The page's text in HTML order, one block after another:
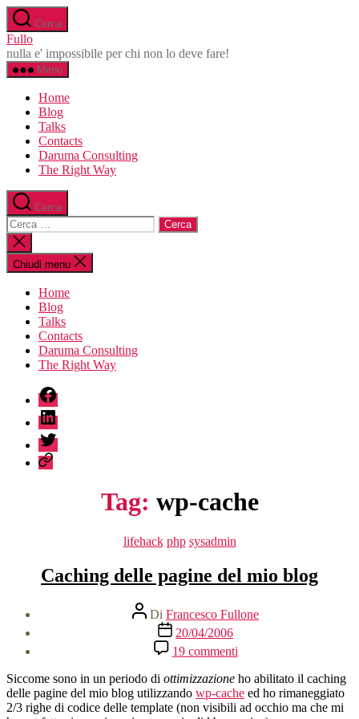
Salta
al
contenuto
Cerca
Fullo
nulla e' impossibile per chi non lo deve fare!
Menu
Home
Blog
Talks
Contacts
Daruma Consulting
The Right Way
Cerca
Cerca:
Chiudi
la
ricerca
Chiudi menu
Home
Blog
Talks
Contacts
Daruma Consulting
The Right Way
fb
linkedin
twitter
sessionize
Tag: wp-cache
Categorie
lifehack php sysadmin
Caching delle pagine del mio blog
Autore
articolo
Di Francesco Fullone
Data
dell'articolo
20/04/2006
19 commentisu
Caching
delle
pagine
del
Siccome sono in un periodo di ottimizzazione ho abilitato il caching
delle pagine del mio blog utilizzando wp-cache ed ho rimaneggiato
2/3 righe di codice delle template (non visibili ad occhio ma che mi